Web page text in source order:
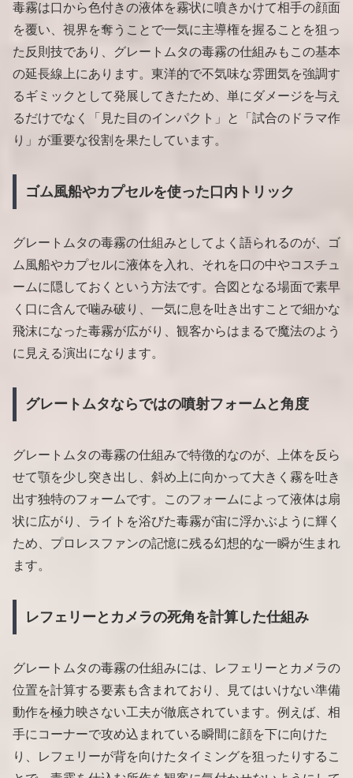
毒霧は口から色付きの液体を霧状に噴きかけて相手の顔面
を覆い、視界を奪うことで一気に主導権を握ることを狙っ
た反則技であり、グレートムタの毒霧の仕組みもこの基本
の延長線上にあります。東洋的で不気味な雰囲気を強調す
るギミックとして発展してきたため、単にダメージを与え
るだけでなく「見た目のインパクト」と「試合のドラマ作
り」が重要な役割を果たしています。
ゴム風船やカプセルを使った口内トリック
グレートムタの毒霧の仕組みとしてよく語られるのが、ゴ
ム風船やカプセルに液体を入れ、それを口の中やコスチュ
ームに隠しておくという方法です。合図となる場面で素早
く口に含んで噛み破り、一気に息を吐き出すことで細かな
飛沫になった毒霧が広がり、観客からはまるで魔法のよう
に見える演出になります。
グレートムタならではの噴射フォームと角度
グレートムタの毒霧の仕組みで特徴的なのが、上体を反ら
せて顎を少し突き出し、斜め上に向かって大きく霧を吐き
出す独特のフォームです。このフォームによって液体は扇
状に広がり、ライトを浴びた毒霧が宙に浮かぶように輝く
ため、プロレスファンの記憶に残る幻想的な一瞬が生まれ
ます。
レフェリーとカメラの死角を計算した仕組み
グレートムタの毒霧の仕組みには、レフェリーとカメラの
位置を計算する要素も含まれており、見てはいけない準備
動作を極力映さない工夫が徹底されています。例えば、相
手にコーナーで攻め込まれている瞬間に顔を下に向けた
り、レフェリーが背を向けたタイミングを狙ったりするこ